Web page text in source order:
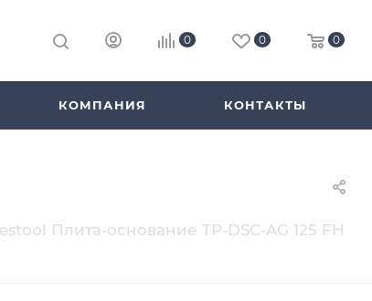
0 0 0
КОМПАНИЯ КОНТАКТЫ
Плита-основание TP-DSC-AG 125 FH